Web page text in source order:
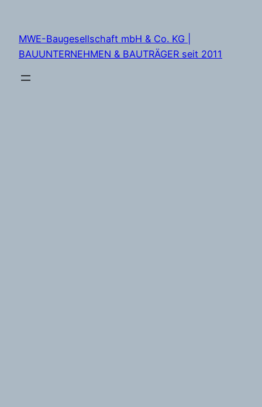
springen
MWE-Baugesellschaft mbH & Co. KG |
BAUUNTERNEHMEN & BAUTRÄGER seit 2011